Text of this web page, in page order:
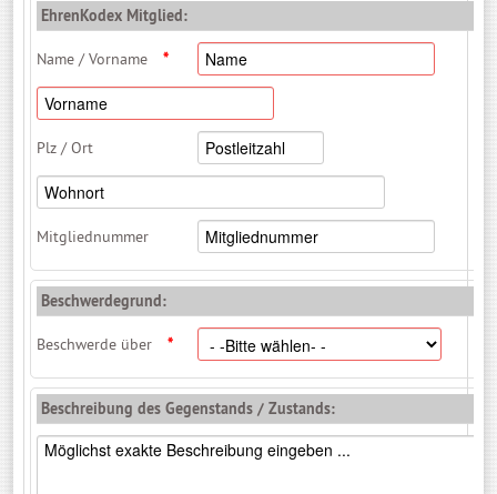
EhrenKodex Mitglied:
Name / Vorname *
Plz / Ort
Mitgliednummer
Beschwerdegrund:
Beschwerde über *
Beschreibung des Gegenstands / Zustands: